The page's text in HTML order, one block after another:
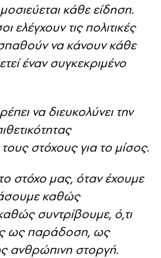
κάθε είδηση.
ελέγχουν τις πολιτικές
να κάνουν κάθε
έναν συγκεκριμένο
να διευκολύνει την
στόχους για το μίσος.
στόχο μας, όταν έχουμε
καθώς
συντρίβουμε, ό,τι
ως παράδοση, ως
ανθρώπινη στοργή.